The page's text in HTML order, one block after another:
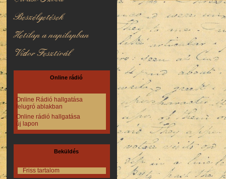
Beszélgetések
Hetilap a napilapban
Vidor Fesztivál
Online rádió
Online Rádió hallgatása
felugró ablakban
Online rádió hallgatása
új lapon
Beküldés
Friss tartalom